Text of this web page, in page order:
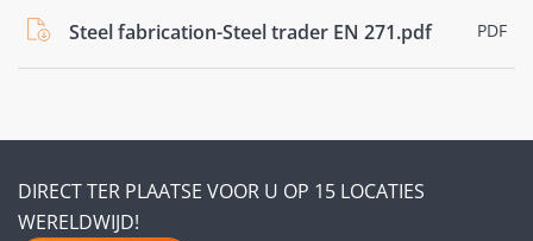
Steel fabrication-Steel trader EN 271.pdf PDF
DIRECT TER PLAATSE VOOR U OP 15 LOCATIES
WERELDWIJD!